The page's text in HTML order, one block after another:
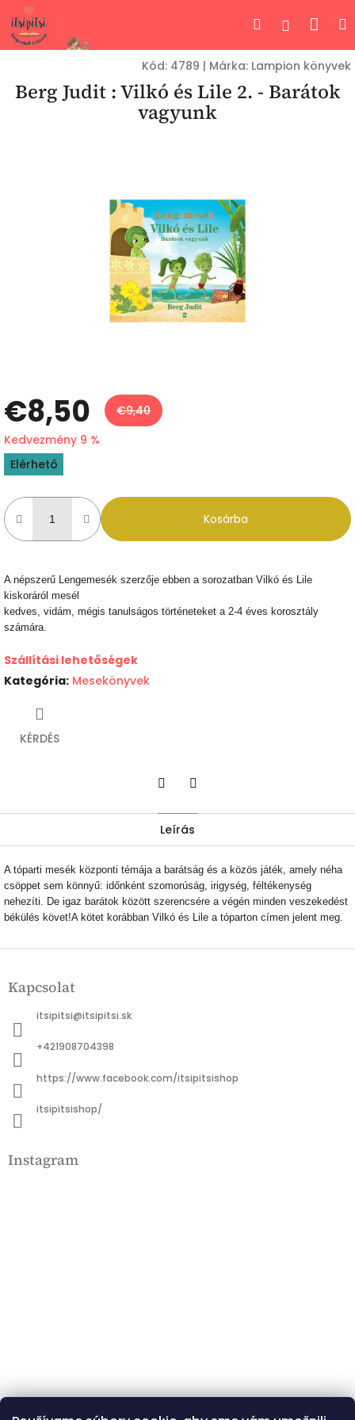
Ugrás
fő
tartalomhoz
Keresés
Kód: 4789 | Márka: Lampion könyvek
Berg Judit : Vilkó és Lile 2. - Barátok
vagyunk
€8,50
€9,40
Kedvezmény 9 %
Egységár:
Elérhető
Kosárba
A népszerű Lengemesék szerzője ebben a sorozatban Vilkó és Lile
kiskoráról mesél
kedves, vidám, mégis tanulságos történeteket a 2-4 éves korosztály
számára.
Szállítási lehetőségek
Kategória: Mesekönyvek
KÉRDÉS
Leírás
A tóparti mesék központi témája a barátság és a közös játék, amely néha
csöppet sem könnyű: időnként szomorúság, irigység, féltékenység
nehezíti. De igaz barátok között szerencsére a végén minden veszekedést
békülés követ!A kötet korábban Vilkó és Lile a tóparton címen jelent meg.
L
bKapcsolat
itsipitsi@itsipitsi.sk
+421908704398
https://www.facebook.com/itsipitsishop
itsipitsishop/
Instagram